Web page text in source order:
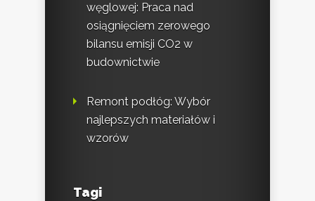
węglowej: Praca nad
osiągnięciem zerowego
bilansu emisji CO2 w
budownictwie
Remont podłóg: Wybór
najlepszych materiałów i
wzorów
Tagi